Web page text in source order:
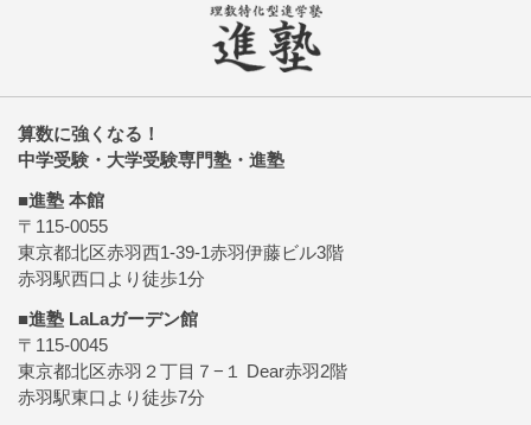
算数に強くなる！
中学受験・大学受験専門塾・進塾
■進塾 本館
〒115-0055
東京都北区赤羽西1-39-1赤羽伊藤ビル3階
赤羽駅西口より徒歩1分
■進塾 LaLaガーデン館
〒115-0045
東京都北区赤羽２丁目７−１ Dear赤羽2階
赤羽駅東口より徒歩7分